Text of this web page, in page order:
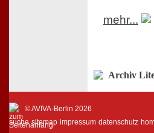
mehr...
Archiv
© AVIVA-Berlin 2026
suche sitemap impressum datenschutz